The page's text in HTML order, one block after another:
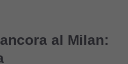
al Milan: